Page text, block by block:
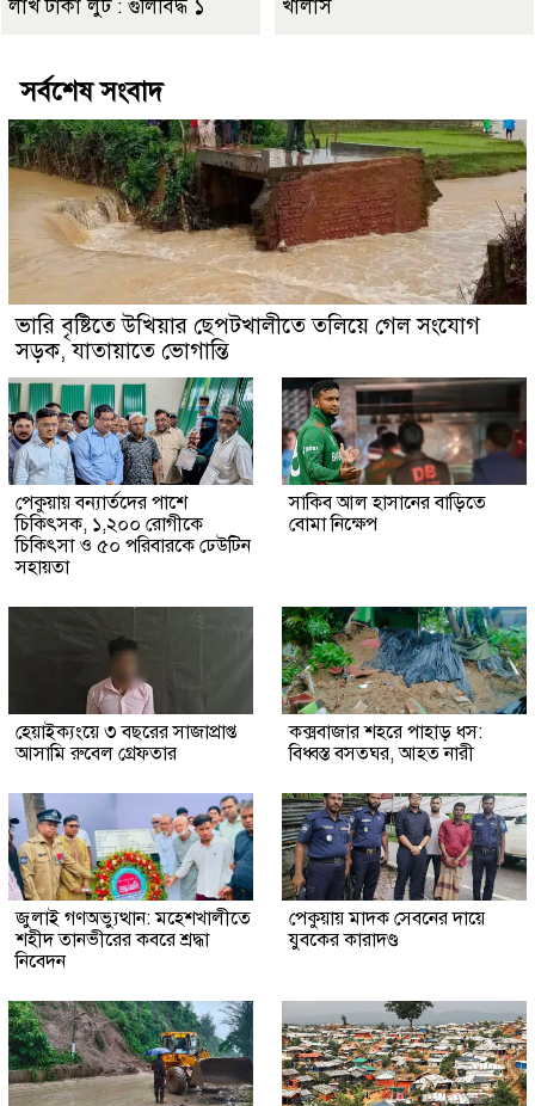
লাখ টাকা লুট : গুলিবিদ্ধ ১ খালাস
সর্বশেষ সংবাদ
ভারি বৃষ্টিতে উখিয়ার ছেপটখালীতে তলিয়ে গেল সংযোগ
সড়ক, যাতায়াতে ভোগান্তি
পেকুয়ায় বন্যার্তদের পাশে
চিকিৎসক, ১,২০০ রোগীকে
চিকিৎসা ও ৫০ পরিবারকে ঢেউটিন
সহায়তা
সাকিব আল হাসানের বাড়িতে
বোমা নিক্ষেপ
হেয়াইক্যংয়ে ৩ বছরের সাজাপ্রাপ্ত
আসামি রুবেল গ্রেফতার
কক্সবাজার শহরে পাহাড় ধস:
বিধ্বস্ত বসতঘর, আহত নারী
জুলাই গণঅভ্যুত্থান: মহেশখালীতে
শহীদ তানভীরের কবরে শ্রদ্ধা
নিবেদন
পেকুয়ায় মাদক সেবনের দায়ে
যুবকের কারাদণ্ড